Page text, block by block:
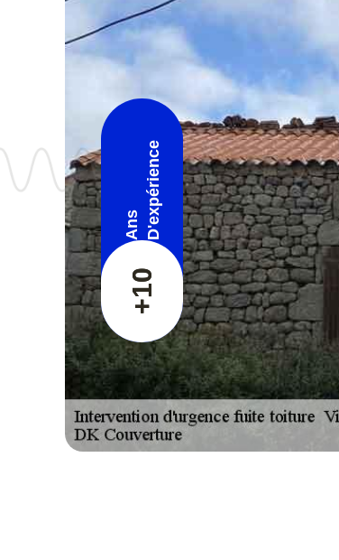
+10
Ans D'expérience